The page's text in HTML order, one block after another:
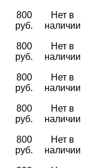
800
руб.
Нет в
наличии
800
руб.
Нет в
наличии
800
руб.
Нет в
наличии
800
руб.
Нет в
наличии
800
руб.
Нет в
наличии